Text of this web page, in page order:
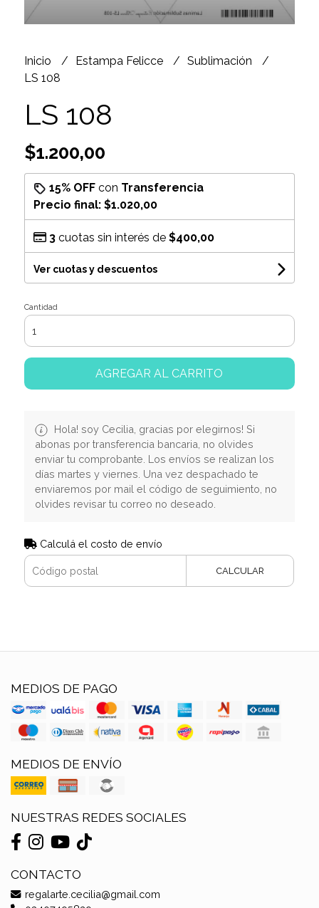
Inicio Estampa Felicce
Sublimación
LS 108
LS 108
$1.200,00
15% OFFcon Transferencia
Precio final: $1.020,00
3cuotas sin interés de $400,00
Ver cuotas y descuentos
Cantidad
AGREGAR AL CARRITO
Hola! soy Cecilia, gracias por elegirnos! Si
abonas por transferencia bancaria, no olvides
enviar tu comprobante. Los envíos se realizan los
días martes y viernes. Una vez despachado te
enviaremos por mail el código de seguimiento, no
olvides revisar tu correo no deseado.
Calculá el costo de envío
CALCULAR
MEDIOS DE PAGO
MEDIOS DE ENVÍO
NUESTRAS REDES SOCIALES
CONTACTO
regalarte.cecilia@gmail.com